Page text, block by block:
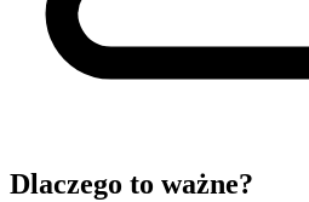
Dlaczego to ważne?